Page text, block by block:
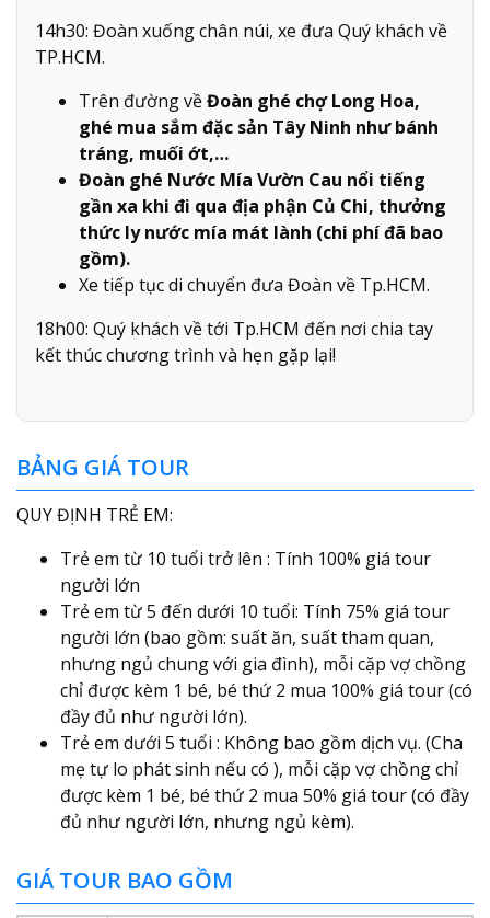
14h30: Đoàn xuống chân núi, xe đưa Quý khách về
TP.HCM.
Trên đường vềĐoàn ghé chợ Long Hoa,
ghé mua sắm đặc sản Tây Ninh như bánh
tráng, muối ớt,…
Đoàn ghé Nước Mía Vườn Cau nổi tiếng
gần xa khi đi qua địa phận Củ Chi, thưởng
thức ly nước mía mát lành (chi phí đã bao
gồm).
Xe tiếp tục di chuyển đưa Đoàn về Tp.HCM.
18h00: Quý khách về tới Tp.HCM đến nơi chia tay
kết thúc chương trình và hẹn gặp lại!
BẢNG GIÁ TOUR
QUY ĐỊNH TRẺ EM:
Trẻ em từ 10 tuổi trở lên : Tính 100% giá tour
người lớn
Trẻ em từ 5 đến dưới 10 tuổi: Tính 75% giá tour
người lớn (bao gồm: suất ăn, suất tham quan,
nhưng ngủ chung với gia đình), mỗi cặp vợ chồng
chỉ được kèm 1 bé, bé thứ 2 mua 100% giá tour (có
đầy đủ như người lớn).
Trẻ em dưới 5 tuổi : Không bao gồm dịch vụ. (Cha
mẹ tự lo phát sinh nếu có ), mỗi cặp vợ chồng chỉ
được kèm 1 bé, bé thứ 2 mua 50% giá tour (có đầy
đủ như người lớn, nhưng ngủ kèm).
GIÁ TOUR BAO GỒM